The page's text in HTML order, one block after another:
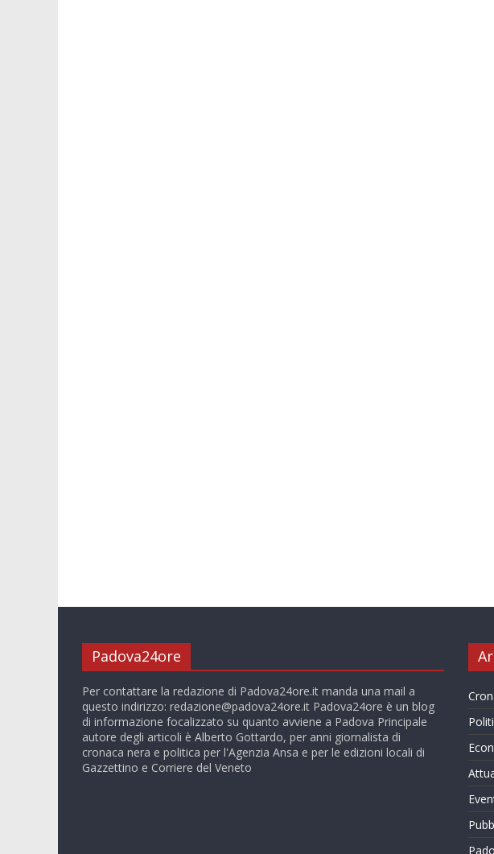
Padova24ore
Per contattare la redazione di Padova24ore.it manda una mail a
questo indirizzo: redazione@padova24ore.it Padova24ore è un blog
di informazione focalizzato su quanto avviene a Padova Principale
autore degli articoli è Alberto Gottardo, per anni giornalista di
cronaca nera e politica per l'Agenzia Ansa e per le edizioni locali di
Gazzettino e Corriere del Veneto